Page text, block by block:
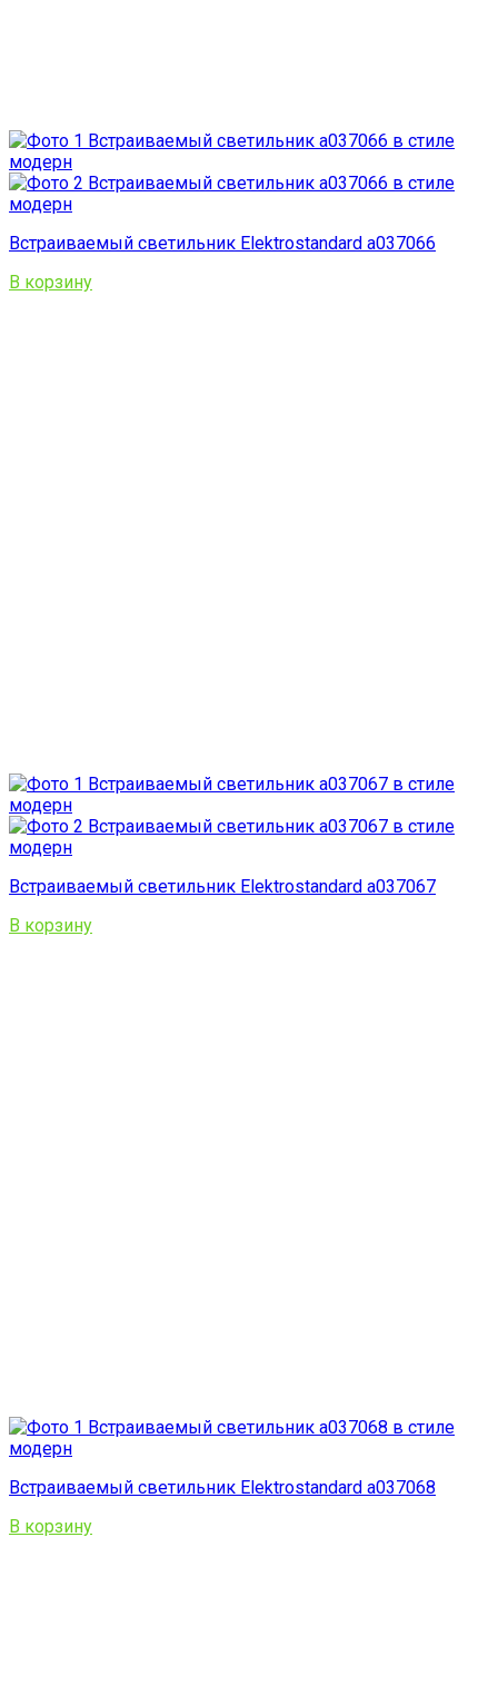
Встраиваемый светильник Elektrostandard a037066
В корзину
Встраиваемый светильник Elektrostandard a037067
В корзину
Встраиваемый светильник Elektrostandard a037068
В корзину